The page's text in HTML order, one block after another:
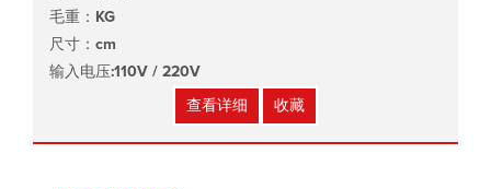
毛重：KG
尺寸：cm
输入电压:110V / 220V
查看详细 收藏